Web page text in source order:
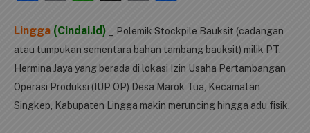
Lingga (Cindai.id) _ Polemik Stockpile Bauksit (cadangan
atau tumpukan sementara bahan tambang bauksit) milik PT.
Hermina Jaya yang berada di lokasi Izin Usaha Pertambangan
Operasi Produksi (IUP OP) Desa Marok Tua, Kecamatan
Singkep, Kabupaten Lingga makin meruncing hingga adu fisik.